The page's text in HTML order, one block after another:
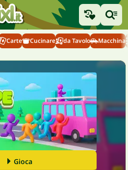
Carte Cucinare da Tavolo Macchina
Gioca